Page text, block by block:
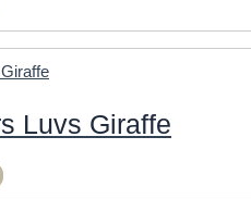
på
Luvs Giraffe